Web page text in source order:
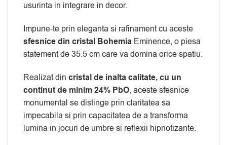
usurinta in integrare in decor.
Impune-te prin eleganta si rafinament cu aceste
sfesnice din cristal Bohemia Eminence, o piesa
statement de 35.5 cm care va domina orice spatiu.
Realizat din cristal de inalta calitate, cu un
continut de minim 24% PbO, aceste sfesnice
monumental se distinge prin claritatea sa
impecabila si prin capacitatea de a transforma
lumina in jocuri de umbre si reflexii hipnotizante.